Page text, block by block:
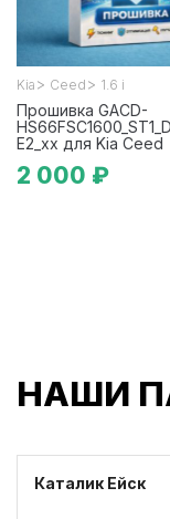
Kia > Ceed > 1.6 i
Прошивка GACD-
E2_xx для Kia Ceed
2 000 ₽
НАШИ
Каталик Ейск